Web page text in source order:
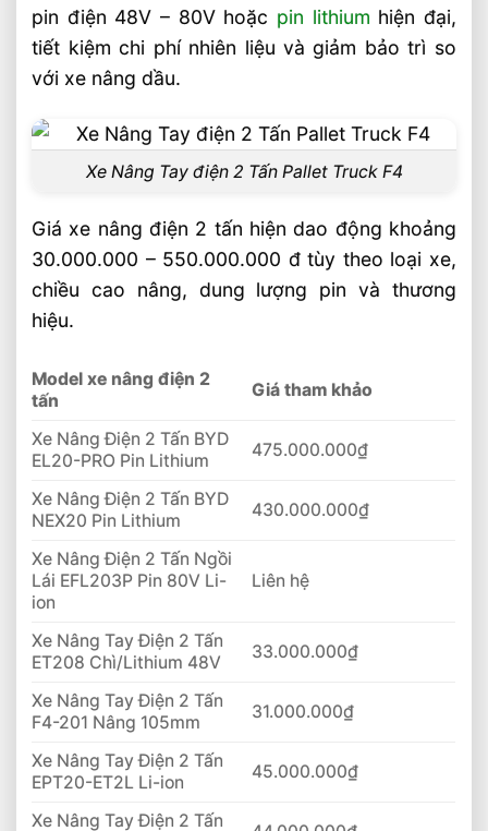
pin điện 48V – 80V hoặc pin lithium hiện đại,
tiết kiệm chi phí nhiên liệu và giảm bảo trì so
với xe nâng dầu.
Xe Nâng Tay điện 2 Tấn Pallet Truck F4
Giá xe nâng điện 2 tấn hiện dao động khoảng
30.000.000 – 550.000.000 đ tùy theo loại xe,
chiều cao nâng, dung lượng pin và thương
hiệu.
Model xe nâng điện 2
tấn
Giá tham khảo
Xe Nâng Điện 2 Tấn BYD
EL20-PRO Pin Lithium
475.000.000₫
Xe Nâng Điện 2 Tấn BYD
NEX20 Pin Lithium
430.000.000₫
Xe Nâng Điện 2 Tấn Ngồi
Lái EFL203P Pin 80V Li-
ion
Liên hệ
Xe Nâng Tay Điện 2 Tấn
ET208 Chì/Lithium 48V
33.000.000₫
Xe Nâng Tay Điện 2 Tấn
F4-201 Nâng 105mm
31.000.000₫
Xe Nâng Tay Điện 2 Tấn
EPT20-ET2L Li-ion
45.000.000₫
Xe Nâng Tay Điện 2 Tấn